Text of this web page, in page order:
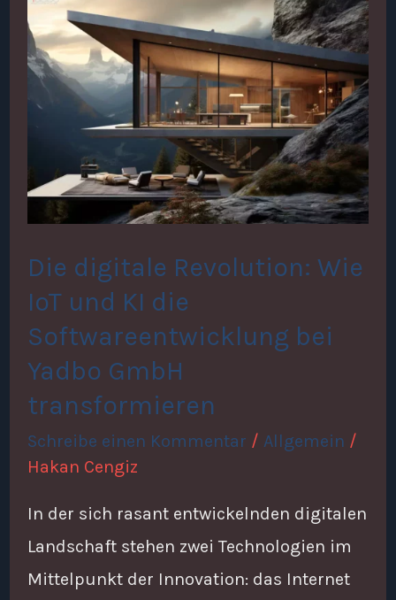
Die digitale Revolution: Wie
IoT und KI die
Softwareentwicklung bei
Yadbo GmbH
transformieren
Schreibe einen Kommentar / Allgemein /
Hakan Cengiz
In der sich rasant entwickelnden digitalen
Landschaft stehen zwei Technologien im
Mittelpunkt der Innovation: das Internet
Die
digitale
Revolution:
Wie
und
KI
Softwareentwicklung
bei
Yadbo
GmbH
transformieren